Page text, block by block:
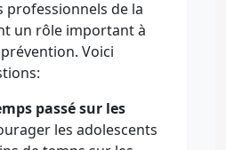
professionnels de la
un rôle important à
Voici
passé sur les
les adolescents